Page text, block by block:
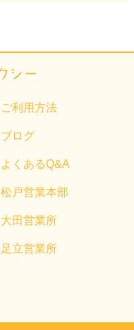
ご利用方法
ブログ
よくあるQ&A
松戸営業本部
大田営業所
足立営業所